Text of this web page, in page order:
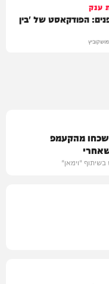
ענק
10 מבפנים: הפודקאסט של 'בין
מהקעמפ
"וימאן"